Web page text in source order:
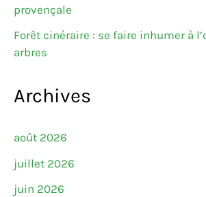
provençale
Forêt cinéraire : se faire inhumer à
arbres
Archives
août 2026
juillet 2026
juin 2026